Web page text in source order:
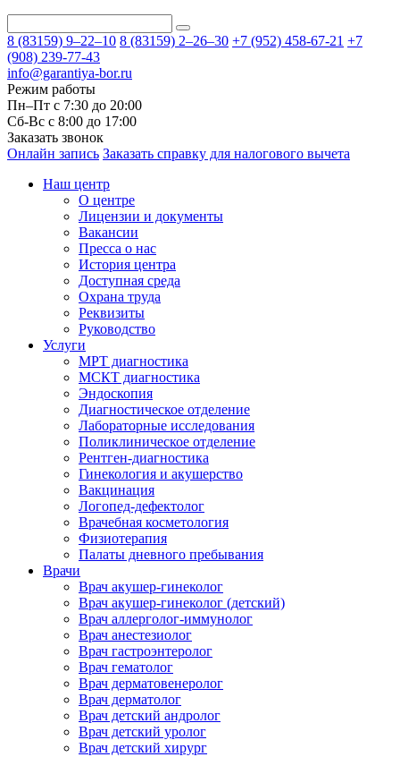
8 (83159) 9–22–10 8 (83159) 2–26–30 +7 (952) 458-67-21 +7
(908) 239-77-43
info@garantiya-bor.ru
Режим работы
Пн–Пт с 7:30 до 20:00
Cб-Вс с 8:00 до 17:00
Заказать звонок
Онлайн запись Заказать справку для налогового вычета
Наш центр
О центре
Лицензии и документы
Вакансии
Пресса о нас
История центра
Доступная среда
Охрана труда
Реквизиты
Руководство
Услуги
МРТ диагностика
МСКТ диагностика
Эндоскопия
Диагностическое отделение
Лабораторные исследования
Поликлиническое отделение
Рентген-диагностика
Гинекология и акушерство
Вакцинация
Логопед-дефектолог
Врачебная косметология
Физиотерапия
Палаты дневного пребывания
Врачи
Врач акушер-гинеколог
Врач акушер-гинеколог (детский)
Врач аллерголог-иммунолог
Врач анестезиолог
Врач гастроэнтеролог
Врач гематолог
Врач дерматовенеролог
Врач дерматолог
Врач детский андролог
Врач детский уролог
Врач детский хирург